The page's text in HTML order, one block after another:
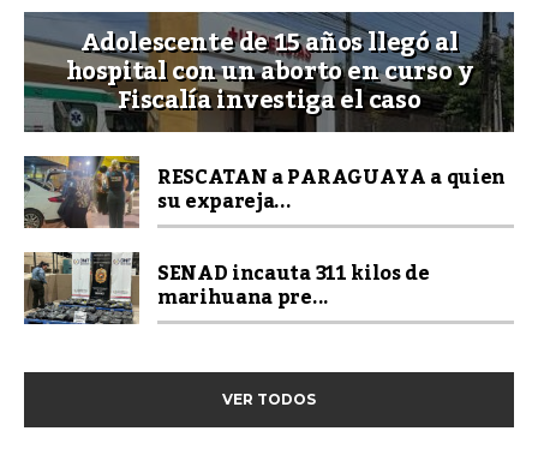
Adolescente de 15 años llegó al
hospital con un aborto en curso y
Fiscalía investiga el caso
RESCATAN a PARAGUAYA a quien
su expareja...
SENAD incauta 311 kilos de
marihuana pre...
VER TODOS